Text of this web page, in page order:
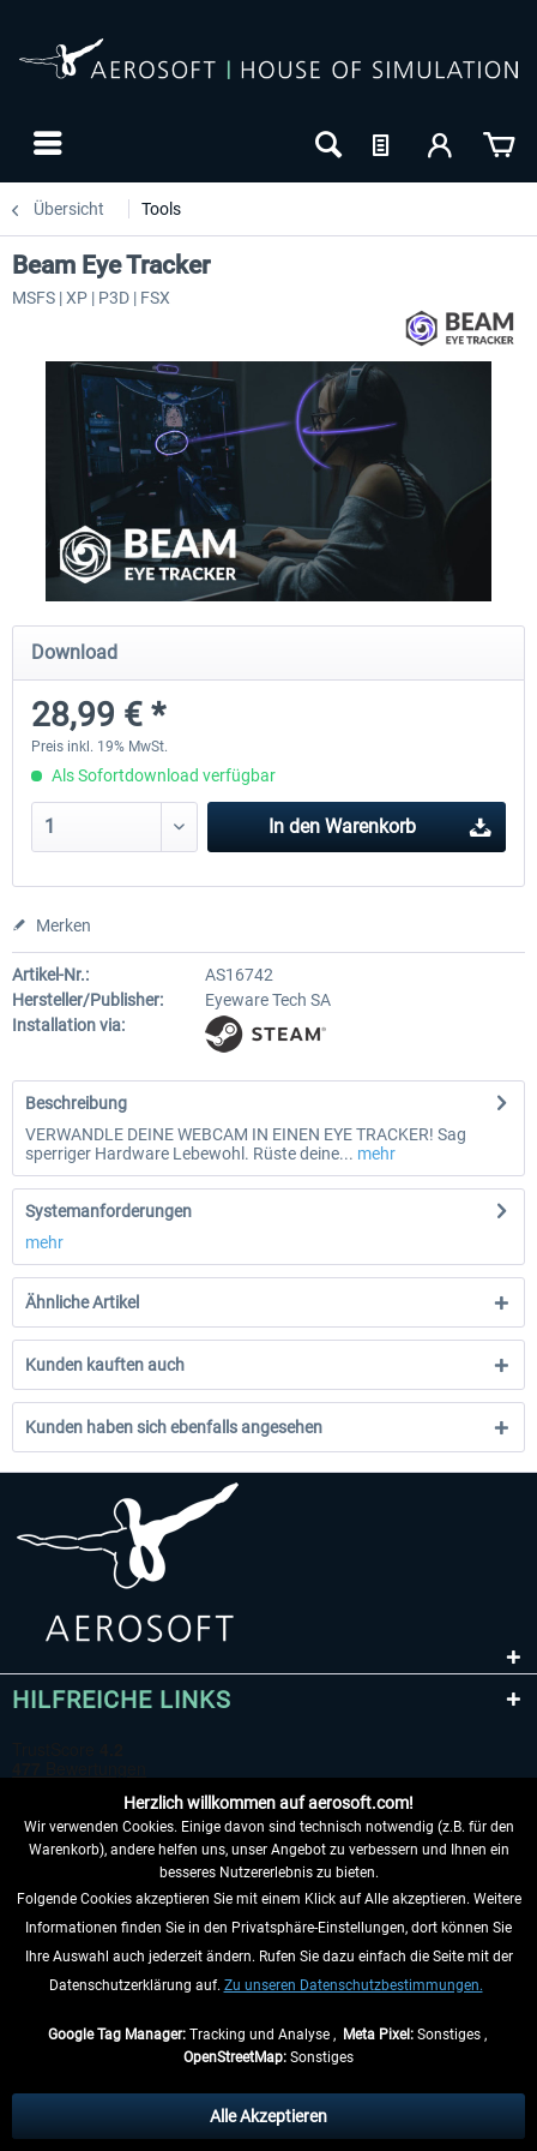
Übersicht Tools
Ultimate Traffic Live
48,94 € *
FS Global Real
Beam Eye Tracker
MSFS | XP | P3D | FSX
Download
28,99 € *
Preis inkl. 19% MwSt.
Als Sofortdownload verfügbar
In den Warenkorb
Merken
Artikel-Nr.:
AS16742
Hersteller/Publisher:
Eyeware Tech SA
Installation via:
Beschreibung
VERWANDLE DEINE WEBCAM IN EINEN EYE TRACKER! Sag
sperriger Hardware Lebewohl. Rüste deine... mehr
Systemanforderungen
mehr
Ähnliche Artikel
Kunden kauften auch
Kunden haben sich ebenfalls angesehen
HILFREICHE LINKS
VERTRAG WIDERRUFEN
INFORMATIONEN
anders beschrieben.
** Gilt für Lieferungen innerhalb Deutschlands, Lieferzeiten für andere Länder
Herzlich willkommen auf aerosoft.com!
Wir verwenden Cookies. Einige davon sind technisch notwendig (z.B. für den
Warenkorb), andere helfen uns, unser Angebot zu verbessern und Ihnen ein
besseres Nutzererlebnis zu bieten.
Folgende Cookies akzeptieren Sie mit einem Klick auf Alle akzeptieren. Weitere
Informationen finden Sie in den Privatsphäre-Einstellungen, dort können Sie
Ihre Auswahl auch jederzeit ändern. Rufen Sie dazu einfach die Seite mit der
Datenschutzerklärung auf. Zu unseren Datenschutzbestimmungen.
Google Tag Manager:Tracking und Analyse , Meta Pixel:Sonstiges ,
OpenStreetMap: Sonstiges
Alle Akzeptieren